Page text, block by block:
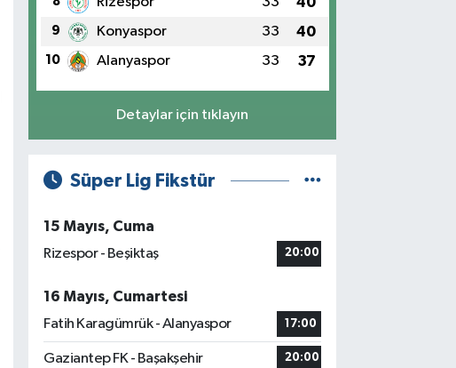
9 Konyaspor 33 40
10 Alanyaspor 33 37
Detaylar için tıklayın
Süper Lig Fikstür
15 Mayıs, Cuma
Rizespor - Beşiktaş
20:00
16 Mayıs, Cumartesi
Fatih Karagümrük - Alanyaspor
17:00
Gaziantep FK - Başakşehir 20:00